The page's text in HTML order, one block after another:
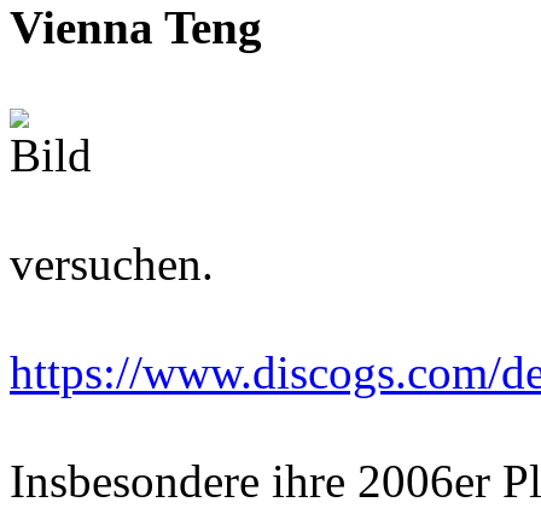
Vienna Teng
versuchen.
https://www.discogs.com/
Insbesondere ihre 2006er